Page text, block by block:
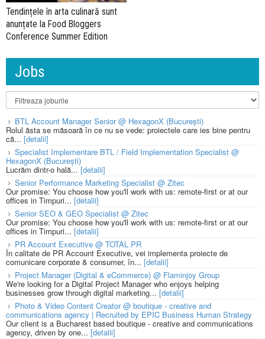
Tendințele în arta culinară sunt
anunțate la Food Bloggers
Conference Summer Edition
Jobs
BTL Account Manager Senior @ HexagonX (București)
Rolul ăsta se măsoară în ce nu se vede: proiectele care ies bine pentru
că... [detalii]
Specialist Implementare BTL / Field Implementation Specialist @
HexagonX (București)
Lucrăm dintr-o hală...[detalii]
Senior Performance Marketing Specialist @ Zitec
Our promise: You choose how you'll work with us: remote-first or at our
offices in Timpuri... [detalii]
Senior SEO & GEO Specialist @ Zitec
Our promise: You choose how you'll work with us: remote-first or at our
offices in Timpuri... [detalii]
PR Account Executive @ TOTAL PR
În calitate de PR Account Executive, vei implementa proiecte de
comunicare corporate & consumer, în... [detalii]
Project Manager (Digital & eCommerce) @ Flaminjoy Group
We're looking for a Digital Project Manager who enjoys helping
businesses grow through digital marketing... [detalii]
Photo & Video Content Creator @ boutique - creative and
communications agency | Recruited by EPIC Business Human Strategy
Our client is a Bucharest based boutique - creative and communications
agency, driven by one... [detalii]